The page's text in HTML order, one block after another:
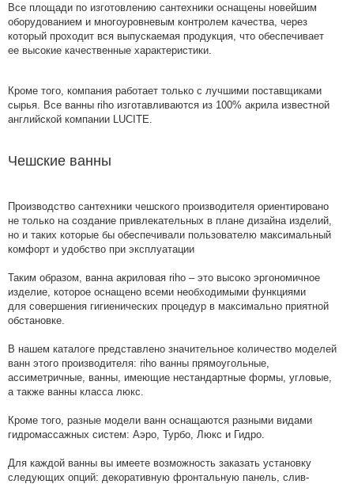
Все площади по изготовлению сантехники оснащены новейшим
оборудованием и многоуровневым контролем качества, через
который проходит вся выпускаемая продукция, что обеспечивает
ее высокие качественные характеристики.
Кроме того, компания работает только с лучшими поставщиками
сырья. Все ванны riho изготавливаются из 100% акрила известной
английской компании LUCITE.
Чешские ванны
Производство сантехники чешского производителя ориентировано
не только на создание привлекательных в плане дизайна изделий,
но и таких которые бы обеспечивали пользователю максимальный
комфорт и удобство при эксплуатации
Таким образом, ванна акриловая riho – это высоко эргономичное
изделие, которое оснащено всеми необходимыми функциями
для совершения гигиенических процедур в максимально приятной
обстановке.
В нашем каталоге представлено значительное количество моделей
ванн этого производителя: riho ванны прямоугольные,
ассиметричные, ванны, имеющие нестандартные формы, угловые,
а также ванны класса люкс.
Кроме того, разные модели ванн оснащаются разными видами
гидромассажных систем: Аэро, Турбо, Люкс и Гидро.
Для каждой ванны вы имеете возможность заказать установку
следующих опций: декоративную фронтальную панель, слив-